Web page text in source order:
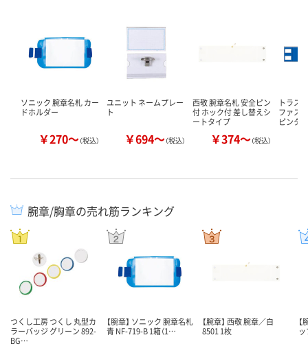
ソニック 腕章名札 カー
ドホルダー
￥270～（税込）
ユニット ネームプレー
ト
￥694～（税込）
西敬 腕章名札 安全ピン
付 ホック付 差し替えシ
ートタイプ
￥374～（税込）
トラス
ファス
ピンタ
腕章/胸章の売れ筋ランキング
つくし工房 つくし 丸型カ
ラーバッジ グリーン 892-
BG…
【腕章】 ソニック 腕章名札
青 NF-719-B 1箱（1…
【腕章】 西敬 腕章／白
8501 1枚